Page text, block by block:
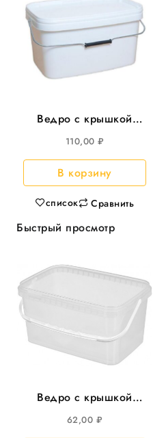
Ведро с крышкой
5,8л прямоуг
293*198мм, с
металл.ручкой 25шт/
уп
110,00₽
В корзину
список Сравнить
Быстрый просмотр
Ведро с крышкой
3,3л прямоуг
250*158мм, 35шт/уп
62,00 ₽